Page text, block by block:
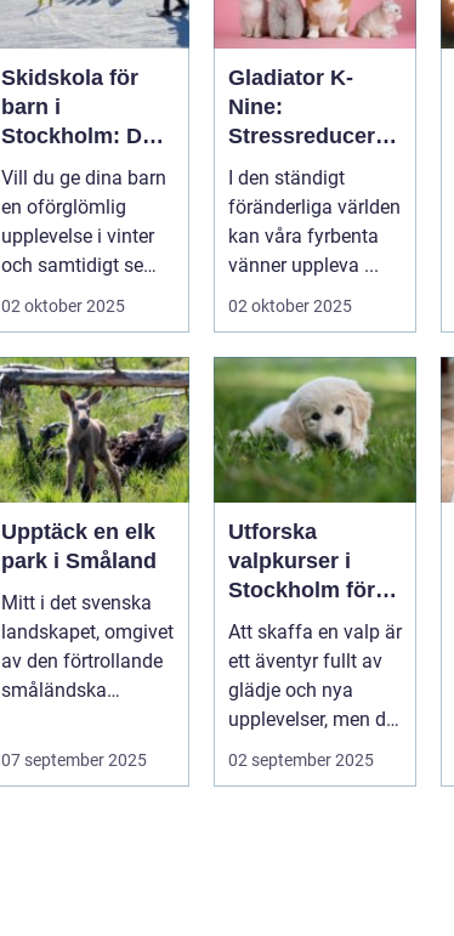
Skidskola för
barn i
Stockholm: Den
perfekta platsen
för små blivande
skidåkare
Vill du ge dina barn
en oförglömlig
upplevelse i vinter
och samtidigt se
dem utvecklas
02 oktober 2025
Gladiator K-
Nine:
Stressreduceran
de och
ångestdämpand
e hundhalsband
I den ständigt
föränderliga världen
kan våra fyrbenta
vänner uppleva ...
02 oktober 2025
Upptäck en elk
park i Småland
Mitt i det svenska
landskapet, omgivet
av den förtrollande
småländska
07 september 2025
Utforska
valpkurser i
Stockholm för
en lycklig och
välanpassad
valp
Att skaffa en valp är
ett äventyr fullt av
glädje och nya
upplevelser, men det
st&aum...
02 september 2025